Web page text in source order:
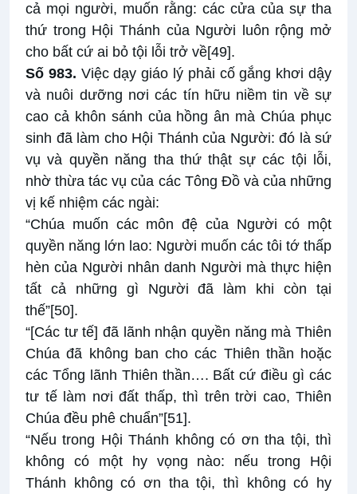
cả mọi người, muốn rằng: các cửa của sự tha
thứ trong Hội Thánh của Người luôn rộng mở
cho bất cứ ai bỏ tội lỗi trở về[49].
Số 983. Việc dạy giáo lý phải cố gắng khơi dậy
và nuôi dưỡng nơi các tín hữu niềm tin về sự
cao cả khôn sánh của hồng ân mà Chúa phục
sinh đã làm cho Hội Thánh của Người: đó là sứ
vụ và quyền năng tha thứ thật sự các tội lỗi,
nhờ thừa tác vụ của các Tông Đồ và của những
vị kế nhiệm các ngài:
“Chúa muốn các môn đệ của Người có một
quyền năng lớn lao: Người muốn các tôi tớ thấp
hèn của Người nhân danh Người mà thực hiện
tất cả những gì Người đã làm khi còn tại
thế”[50].
“[Các tư tế] đã lãnh nhận quyền năng mà Thiên
Chúa đã không ban cho các Thiên thần hoặc
các Tổng lãnh Thiên thần…. Bất cứ điều gì các
tư tế làm nơi đất thấp, thì trên trời cao, Thiên
Chúa đều phê chuẩn”[51].
“Nếu trong Hội Thánh không có ơn tha tội, thì
không có một hy vọng nào: nếu trong Hội
Thánh không có ơn tha tội, thì không có hy